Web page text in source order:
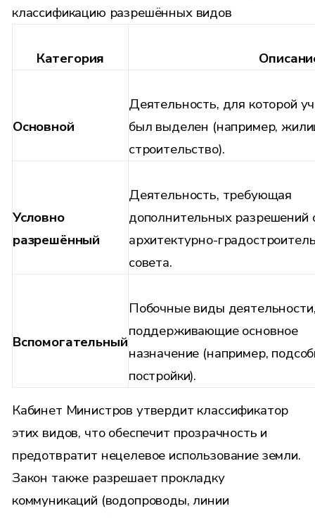
классификацию разрешённых видов
Категория
Основной
Деятельность, для которой
был выделен (например,
строительство).
Условно
разрешённый
Деятельность, требующая
дополнительных разрешений
архитектурно-
совета.
Вспомогательный
Побочные виды
поддерживающие основное
назначение (например,
постройки).
Кабинет Министров утвердит классификатор
этих видов, что обеспечит прозрачность и
предотвратит нецелевое использование земли.
Закон также разрешает прокладку
коммуникаций (водопроводы, линии